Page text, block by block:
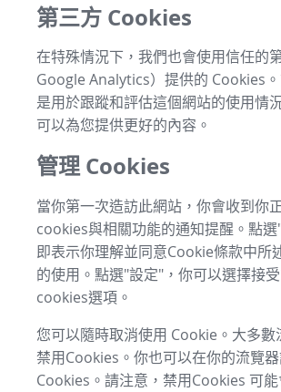
第三方 Cookies
在特殊情況下，我們也會使用信任的
Google Analytics）提供的 Cookies
是用於跟蹤和評估這個網站的使用情
可以為您提供更好的內容。
管理 Cookies
當你第一次造訪此網站，你會收到你
cookies與相關功能的通知提醒。點選
即表示你理解並同意Cookie條款中所
的使用。點選"設定"，你可以選擇接
cookies選項。
您可以隨時取消使用 Cookie。大多數
禁用Cookies。你也可以在你的流覽
Cookies。請注意，禁用Cookies 可